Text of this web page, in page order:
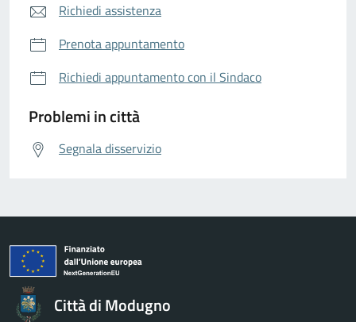
Richiedi assistenza
Prenota appuntamento
Richiedi appuntamento con il Sindaco
Problemi in città
Segnala disservizio
Città di Modugno